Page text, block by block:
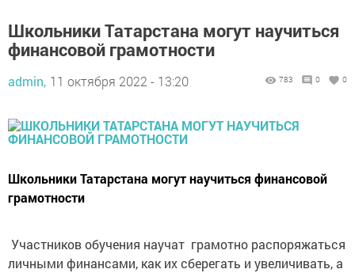
Школьники Татарстана могут научиться
финансовой грамотности
admin, 11 октября 2022 - 13:20 783 0 0
Школьники Татарстана могут научиться финансовой
грамотности
Участников обучения научат грамотно распоряжаться
личными финансами, как их сберегать и увеличивать, а